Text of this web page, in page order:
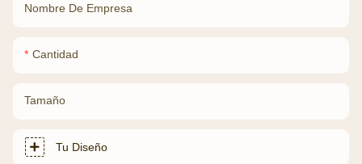
Nombre De Empresa
Cantidad
Tamaño
Tu Diseño